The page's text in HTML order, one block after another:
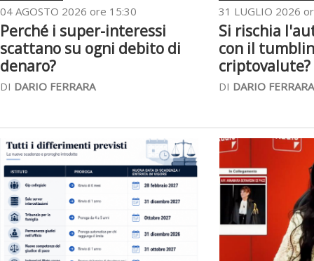
04 AGOSTO 2026 ore 15:30
Perché i super-interessi
scattano su ogni debito di
denaro?
DI DARIO FERRARA
31 LUGLIO 2026
Si rischia
con il
criptovalute?
DI DARIO FERRARA